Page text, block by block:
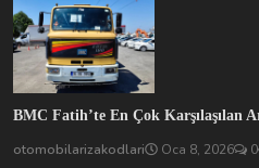
BMC Fatih’te En Çok Karşılaşılan
otomobilarizakodlari